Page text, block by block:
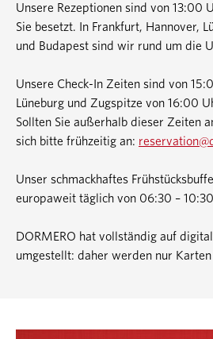
Unsere Rezeptionen sind von 13:00
Sie besetzt. In Frankfurt, Hannover,
und Budapest sind wir rund um die
Unsere Check-In Zeiten sind von
Lüneburg und Zugspitze von 16:00
Sollten Sie außerhalb dieser Zeiten
sich bitte frühzeitig an:
Unser schmackhaftes
europaweit täglich von 06:30 –
DORMERO hat vollständig auf
umgestellt: daher werden nur